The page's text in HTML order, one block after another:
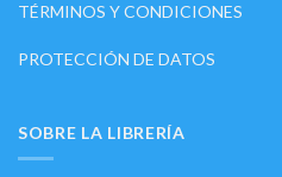
TÉRMINOS Y CONDICIONES
PROTECCIÓN DE DATOS
SOBRE LA LIBRERÍA